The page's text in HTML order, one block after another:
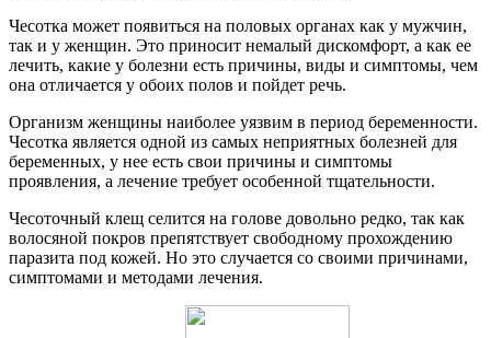
Чесотка может появиться на половых органах как у мужчин,
так и у женщин. Это приносит немалый дискомфорт, а как ее
лечить, какие у болезни есть причины, виды и симптомы, чем
она отличается у обоих полов и пойдет речь.
Организм женщины наиболее уязвим в период беременности.
Чесотка является одной из самых неприятных болезней для
беременных, у нее есть свои причины и симптомы
проявления, а лечение требует особенной тщательности.
Чесоточный клещ селится на голове довольно редко, так как
волосяной покров препятствует свободному прохождению
паразита под кожей. Но это случается со своими причинами,
симптомами и методами лечения.